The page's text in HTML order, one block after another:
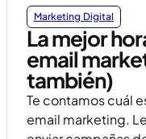
Marketing Digital
La mejor
email
también)
Te contamos cuál
email marketing.